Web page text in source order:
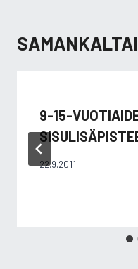
9-15-
22.9.2011